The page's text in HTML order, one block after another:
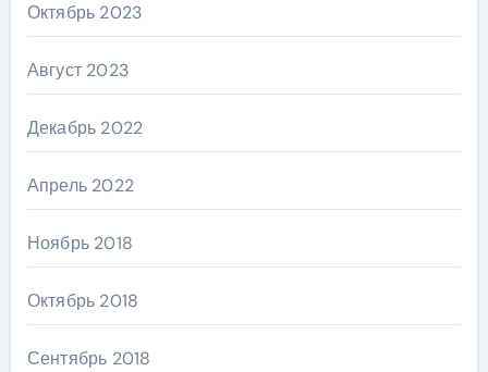
Октябрь 2023
Август 2023
Декабрь 2022
Апрель 2022
Ноябрь 2018
Октябрь 2018
Сентябрь 2018